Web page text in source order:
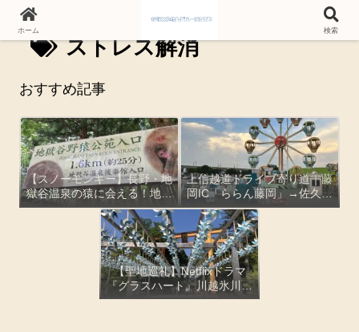
ストレス解消
おすすめ記事
【スノーモンキー】長野・地
獄谷温泉の猿に会える！地獄
谷野猿公苑の行き方と実際に
歩いた感想
上信越道ドライブ寄り道｜藤
岡IC「ららん藤岡」→佐久平
パラダ「平尾温泉みはらしの
湯」絶景レポ【観覧車・お土
産・とろ湯】
【聖地巡礼】Netflixドラマ
『グラスハート』川越氷川神
社ロケ地レポ
ホーム 検索